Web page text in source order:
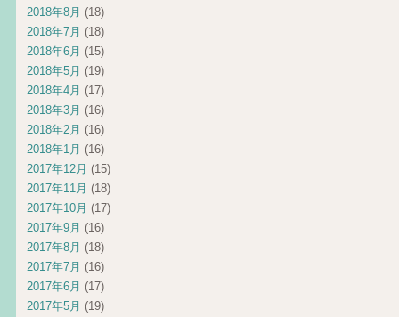
2018年8月 (18)
2018年7月 (18)
2018年6月 (15)
2018年5月 (19)
2018年4月 (17)
2018年3月 (16)
2018年2月 (16)
2018年1月 (16)
2017年12月 (15)
2017年11月 (18)
2017年10月 (17)
2017年9月 (16)
2017年8月 (18)
2017年7月 (16)
2017年6月 (17)
2017年5月 (19)